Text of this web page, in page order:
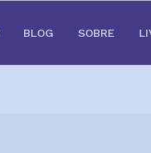
BLOG SOBRE